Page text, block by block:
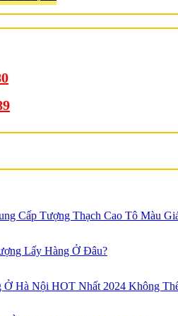
Cấp Tượng Thạch Cao Tô Màu
Lấy Hàng Ở Đâu?
Ở Hà Nội HOT Nhất 2024 Không